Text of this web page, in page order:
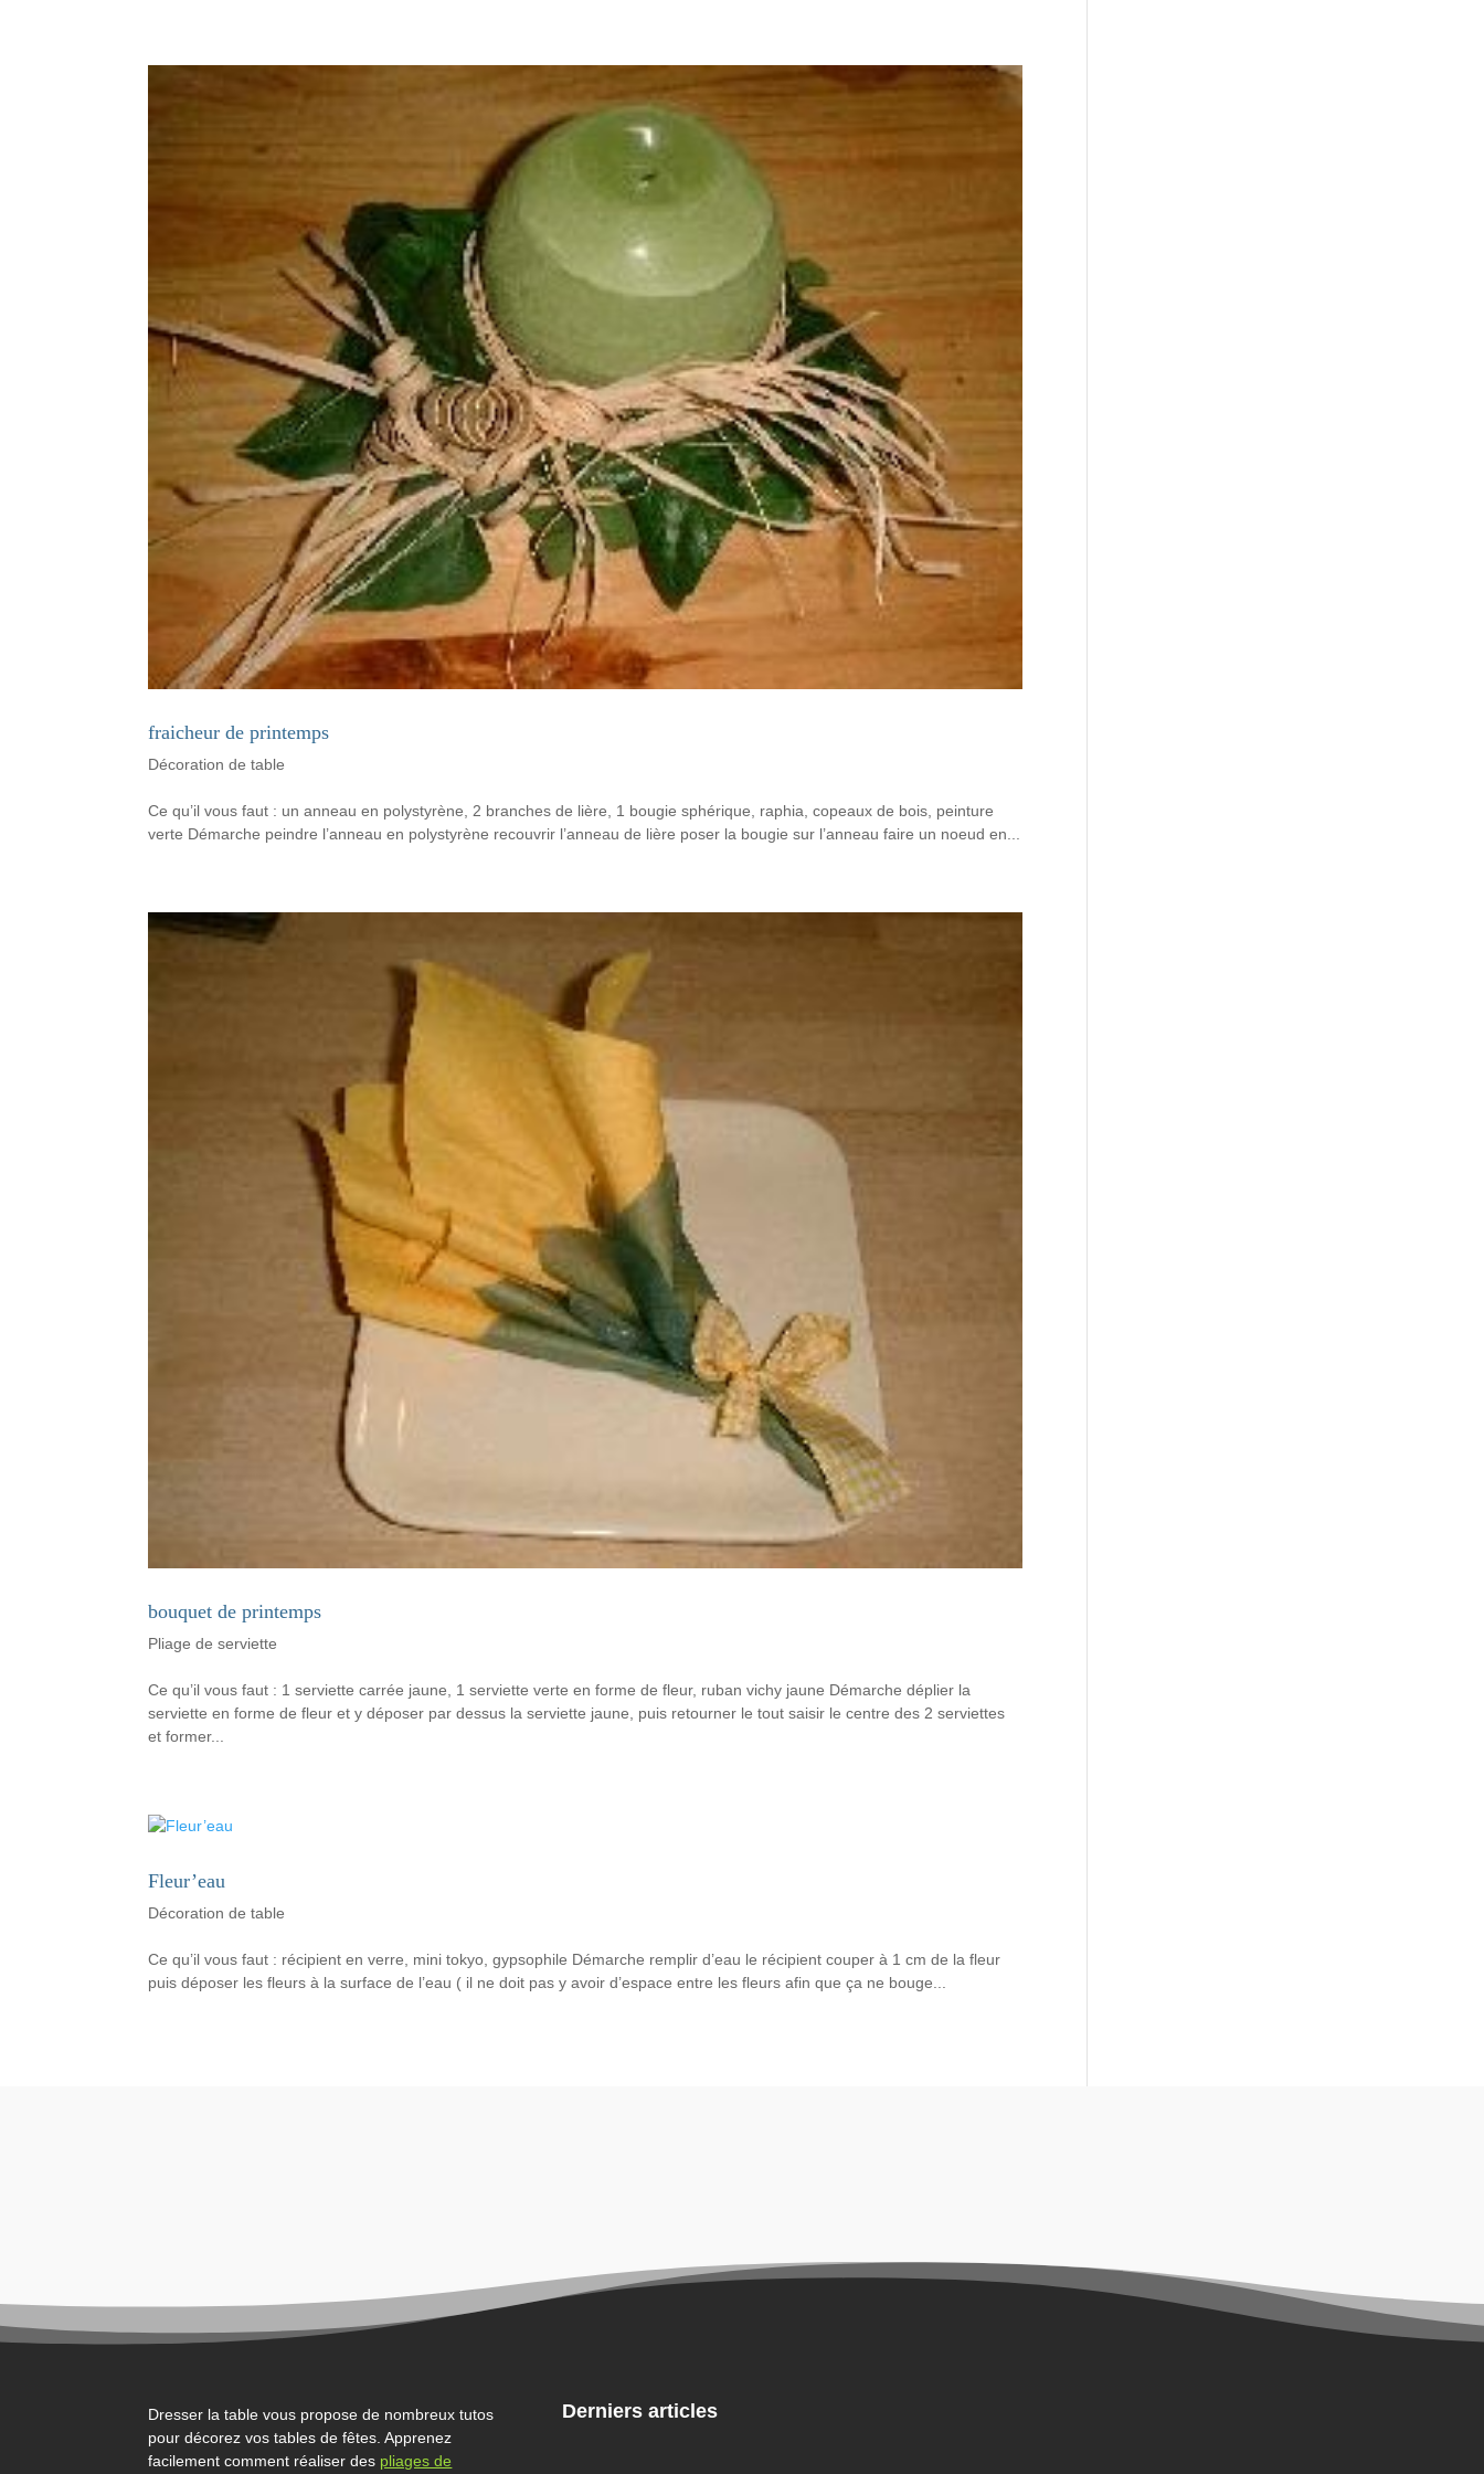
fraicheur de printemps
Décoration de table
Ce qu’il vous faut : un anneau en polystyrène, 2 branches de lière, 1 bougie sphérique, raphia, copeaux de bois, peinture
verte Démarche peindre l’anneau en polystyrène recouvrir l’anneau de lière poser la bougie sur l’anneau faire un noeud en...
bouquet de printemps
Pliage de serviette
Ce qu’il vous faut : 1 serviette carrée jaune, 1 serviette verte en forme de fleur, ruban vichy jaune Démarche déplier la
serviette en forme de fleur et y déposer par dessus la serviette jaune, puis retourner le tout saisir le centre des 2 serviettes
et former...
Fleur’eau
Décoration de table
Ce qu’il vous faut : récipient en verre, mini tokyo, gypsophile Démarche remplir d’eau le récipient couper à 1 cm de la fleur
puis déposer les fleurs à la surface de l’eau ( il ne doit pas y avoir d’espace entre les fleurs afin que ça ne bouge...
Dresser la table vous propose de nombreux tutos
pour décorez vos tables de fêtes. Apprenez
facilement comment réaliser des pliages de
Derniers articles